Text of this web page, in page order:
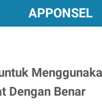
APPONSEL
Dengan Benar